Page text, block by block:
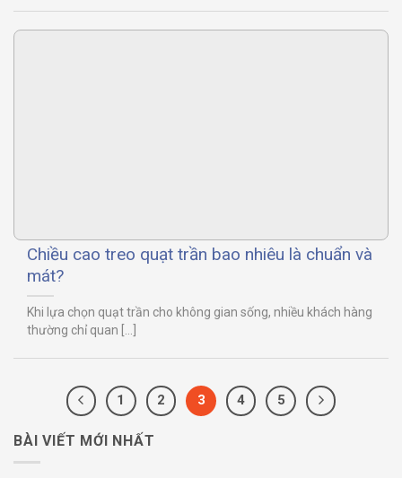
Chiều cao treo quạt trần bao nhiêu là chuẩn và
mát?
Khi lựa chọn quạt trần cho không gian sống, nhiều khách hàng
thường chỉ quan [...]
1 2 3 4 5
BÀI VIẾT MỚI NHẤT